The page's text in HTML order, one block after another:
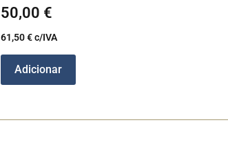
50,00 €
61,50€c/IVA
Adicionar